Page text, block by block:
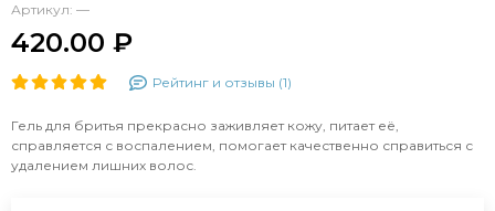
Артикул: —
420.00 ₽
Рейтинг и отзывы (1)
Гель для бритья прекрасно заживляет кожу, питает её,
справляется с воспалением, помогает качественно справиться с
удалением лишних волос.